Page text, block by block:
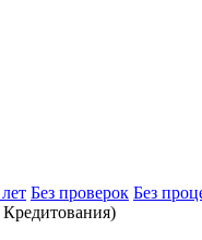
Без проверок Без